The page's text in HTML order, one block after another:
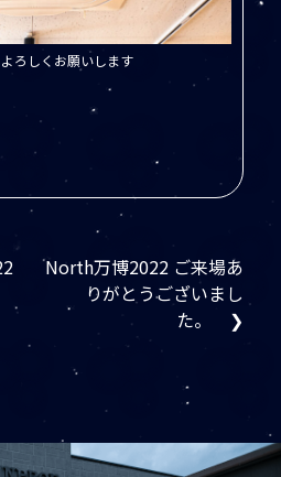
ろしくお願いします
North万博2022 ご来場あ
りがとうございまし
た。 ❯